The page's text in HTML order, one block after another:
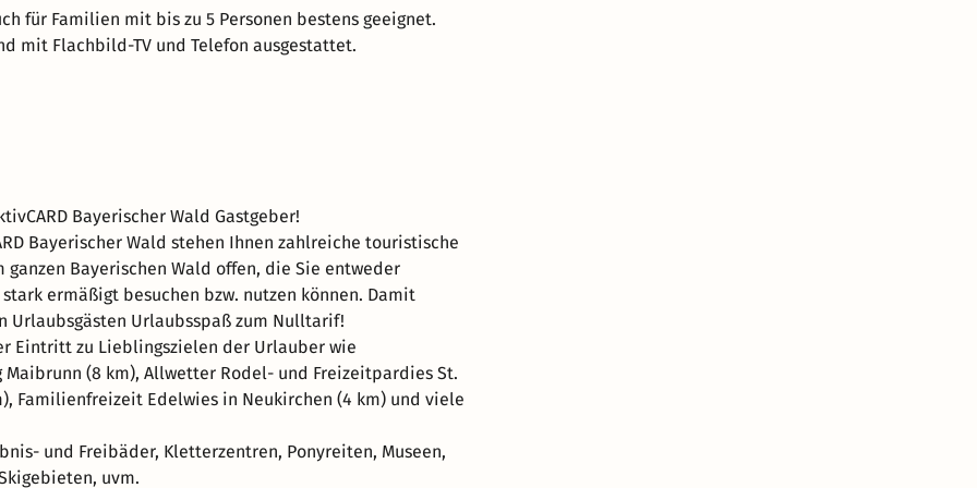
für Familien mit bis zu 5 Personen bestens geeignet.
mit Flachbild-TV und Telefon ausgestattet.
Bayerischer Wald Gastgeber!
Bayerischer Wald stehen Ihnen zahlreiche touristische
Bayerischen Wald offen, die Sie entweder
ermäßigt besuchen bzw. nutzen können. Damit
Urlaubsgästen Urlaubsspaß zum Nulltarif!
Eintritt zu Lieblingszielen der Urlauber wie
(8 km), Allwetter Rodel- und Freizeitpardies St.
Familienfreizeit Edelwies in Neukirchen (4 km) und viele
und Freibäder, Kletterzentren, Ponyreiten, Museen,
uvm.